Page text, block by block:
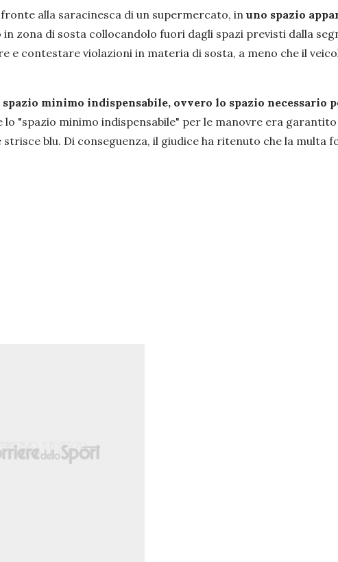
alla saracinesca di un supermercato, in uno spazio
in zona di sosta collocandolo fuori dagli spazi previsti dalla
contestare violazioni in materia di sosta, a meno che il
minimo indispensabile, ovvero lo spazio necessario
lo "spazio minimo indispensabile" per le manovre era
blu. Di conseguenza, il giudice ha ritenuto che la multa